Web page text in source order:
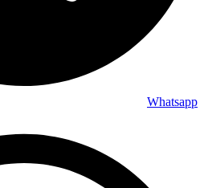
Whatsapp